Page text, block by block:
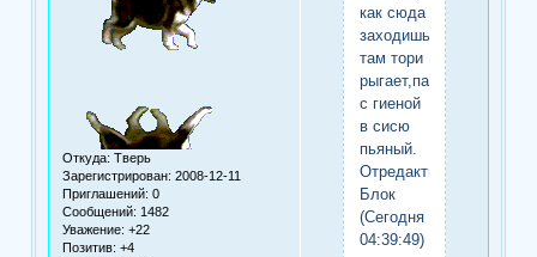
Откуда: Тверь
Зарегистрирован: 2008-12-11
Приглашений: 0
Сообщений: 1482
Уважение: +22
Позитив: +4
как сюда
заходишь?
там тори
рыгает,палыч
с гиеной
в сисю
пьяный.
Отредактировано
Блок
(Сегодня
04:39:49)